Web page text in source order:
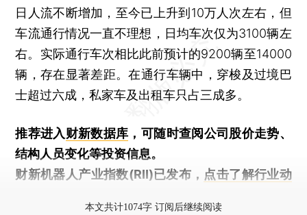
日人流不断增加，至今已上升到10万人次左右，但
车流通行情况一直不理想，日均车次仅为3100辆左
右。实际通行车次相比此前预计的9200辆至14000
辆，存在显著差距。在通行车辆中，穿梭及过境巴
士超过六成，私家车及出租车只占三成多。
推荐进入财新数据库 ，可随时查阅公司股价走势、
结构人员变化等投资信息。
财新机器人产业指数(RII)已发布， 点击了解行业动
本文共计1074字 订阅后继续阅读